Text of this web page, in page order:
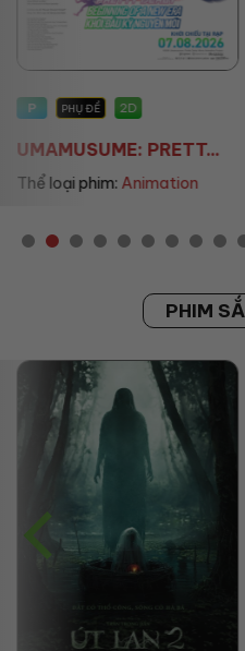
P PHỤ ĐỀ 2D
UMAMUSUME: PRETT...
Thể loại phim: Animation
PHIM